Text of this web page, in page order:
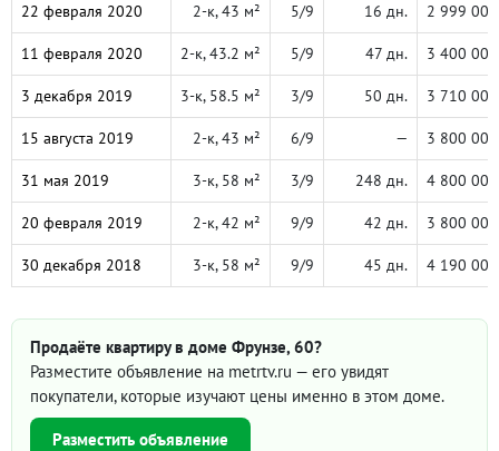
22 февраля 2020 2-к, 43 м² 5/9 16 дн. 2 999 000
11 февраля 2020 2-к, 43.2 м² 5/9 47 дн. 3 400 000
3 декабря 2019 3-к, 58.5 м² 3/9 50 дн. 3 710 000
15 августа 2019 2-к, 43 м² 6/9 — 3 800 000
31 мая 2019 3-к, 58 м² 3/9 248 дн. 4 800 000
20 февраля 2019 2-к, 42 м² 9/9 42 дн. 3 800 000
30 декабря 2018 3-к, 58 м² 9/9 45 дн. 4 190 000
Продаёте квартиру в доме Фрунзе, 60?
Разместите объявление на metrtv.ru — его увидят
покупатели, которые изучают цены именно в этом доме.
Разместить объявление